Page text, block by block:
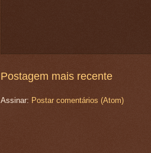
Postagem mais recente
Assinar: Postar comentários (Atom)